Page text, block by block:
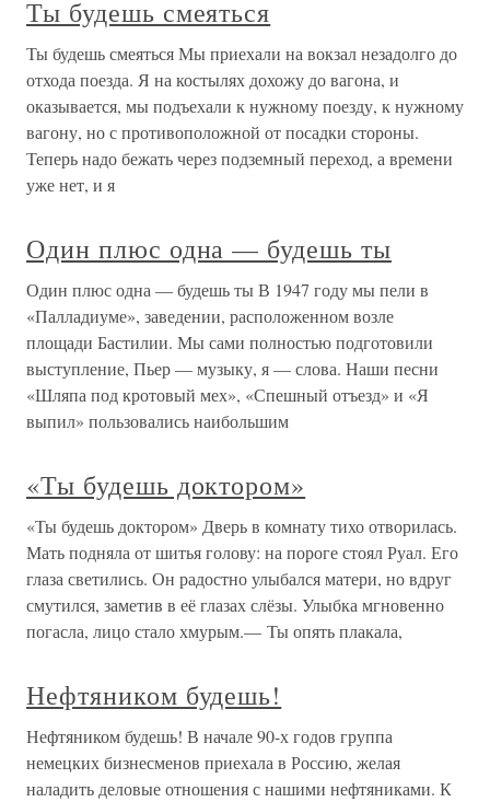
Ты будешь смеяться
Ты будешь смеяться Мы приехали на вокзал незадолго до
отхода поезда. Я на костылях дохожу до вагона, и
оказывается, мы подъехали к нужному поезду, к нужному
вагону, но с противоположной от посадки стороны.
Теперь надо бежать через подземный переход, а времени
уже нет, и я
Один плюс одна — будешь ты
Один плюс одна — будешь ты В 1947 году мы пели в
«Палладиуме», заведении, расположенном возле
площади Бастилии. Мы сами полностью подготовили
выступление, Пьер — музыку, я — слова. Наши песни
«Шляпа под кротовый мех», «Спешный отъезд» и «Я
выпил» пользовались наибольшим
«Ты будешь доктором»
«Ты будешь доктором» Дверь в комнату тихо отворилась.
Мать подняла от шитья голову: на пороге стоял Руал. Его
глаза светились. Он радостно улыбался матери, но вдруг
смутился, заметив в её глазах слёзы. Улыбка мгновенно
погасла, лицо стало хмурым.— Ты опять плакала,
Нефтяником будешь!
Нефтяником будешь! В начале 90-х годов группа
немецких бизнесменов приехала в Россию, желая
наладить деловые отношения с нашими нефтяниками. К